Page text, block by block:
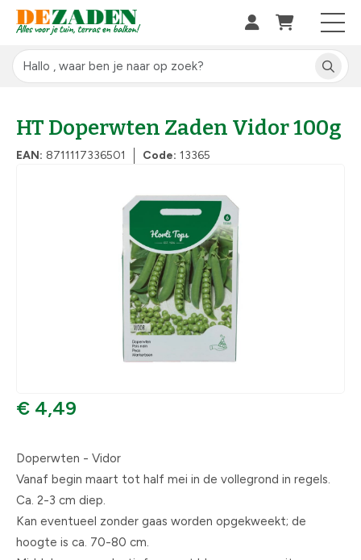
HT Doperwten Zaden Vidor 100g
EAN: 8711117336501 Code: 13365
€ 4,49
Doperwten - Vidor
Vanaf begin maart tot half mei in de vollegrond in regels.
Ca. 2-3 cm diep.
Kan eventueel zonder gaas worden opgekweekt; de
hoogte is ca. 70-80 cm.